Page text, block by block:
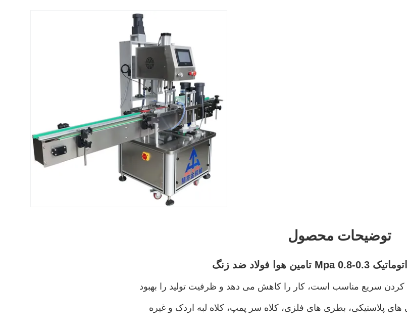
توضیحات محصول
کردن سریع مناسب است، کار را کاهش می دهد و ظرفیت تولید را بهبود
های پلاستیکی، بطری های فلزی، کلاه سر پمپ، کلاه لبه اردک و غیره